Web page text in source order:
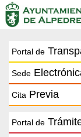
Portal de
Sede
Cita Previa
Portal de